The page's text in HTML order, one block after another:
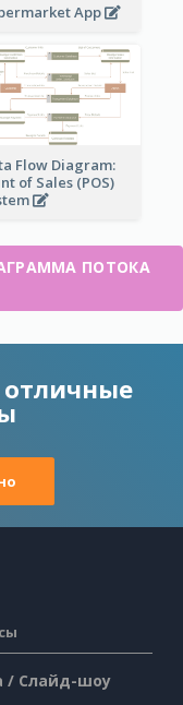
App
Flow Diagram:
of Sales (POS)
ПОТОКА
отличные
/ Слайд-шоу